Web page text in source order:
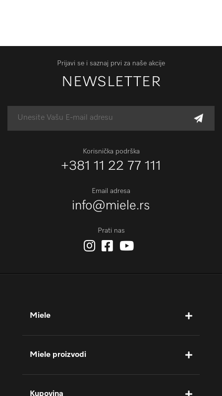
Prijavi se i saznaj prvi za naše akcije
NEWSLETTER
Korisnička podrška
+381 11 22 77 111
Email adresa
info@miele.rs
Prati nas
Miele
Miele proizvodi
Kupovina